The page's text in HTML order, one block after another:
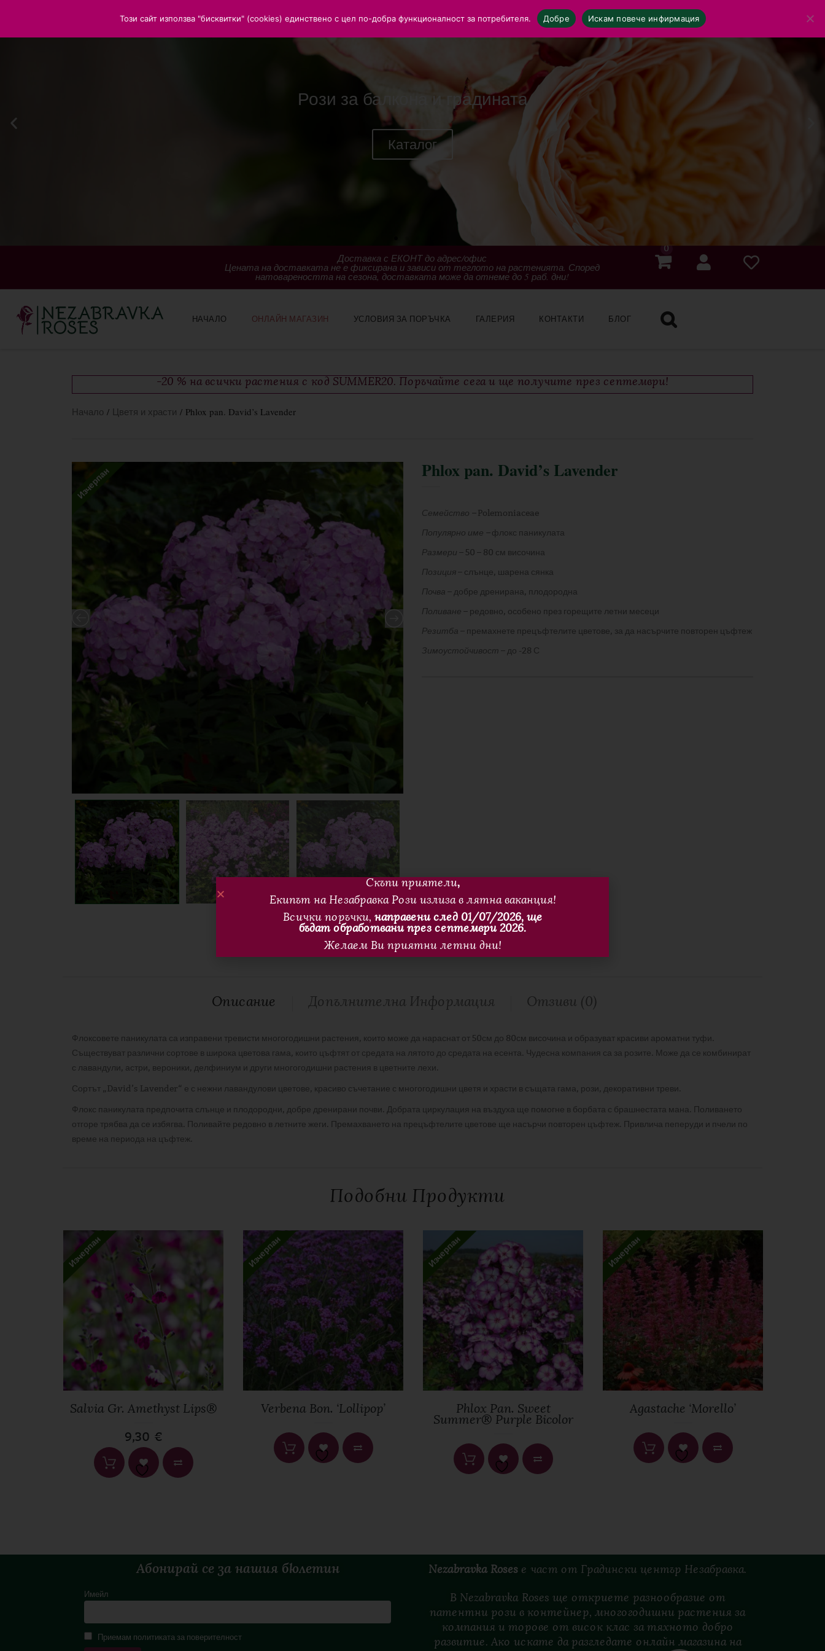
Рози за балкона и градината
Каталог
Доставка с ЕКОНТ до адрес/офис
Цената на доставката не е фиксирана и зависи от теглото на растенията. Според
натовареността на сезона, доставката може да отнеме до 5 раб. дни!
0
НАЧАЛО ОНЛАЙН МАГАЗИН УСЛОВИЯ ЗА ПОРЪЧКА ГАЛЕРИЯ КОНТАКТИ БЛОГ
-20 % на всички растения с код SUMMER20. Поръчайте сега и ще получите през септември!
Начало / Цветя и храсти / Phlox pan. David’s Lavender
Изчерпан Phlox pan. David’s Lavender
Семейство –Polemoniaceae
Популярно име –флокс паникулата
Размери – 50 – 80 см височина
Позиция– слънце, шарена сянка
Почва – добре дренирана, плодородна
Поливане – редовно, особено през горещите летни месеци
Резитба – премахнете прецъфтелите цветове, за да насърчите повторен цъфтеж
Зимоустойчивост – до -28 С
Описание Допълнителна Информация Отзиви (0)
Флоксовете паникулата са изправени тревисти многогодишни растения, които може да нараснат от 50см до 80см височина и образуват красиви ароматни туфи.
Съществуват различни сортове в широка цветова гама, които цъфтят от средата на лятото до средата на есента. Чудесна компания са за розите. Може да се комбинират
с лавандули, астри, вероники, делфиниум и други многогодишни растения в цветните лехи.
Сортът „David’s Lavender“ е с нежни лавандулови цветове, красиво съчетание с многогодишни цветя и храсти в същата гама, рози, декоративни треви.
Флокс паникулата предпочита слънце и плодородни, добре дренирани почви. Добрата циркулация на въздуха ще помогне в борбата с брашнестата мана. Поливането
отгоре трябва да се избягва. Поливайте редовно в летните жеги. Премахването на прецъфтелите цветове ще насърчи повторен цъфтеж. Привлича пеперуди и пчели по
време на периода на цъфтеж.
Многогодишни цветя
Наличност Изчерпан продукт
Вашият имейл адрес няма да бъде публикуван.Задължителните полета са отбелязани с*
Вашата оценка
Вашият отзив
Име
Подобни Продукти
Salvia Gr. Amethyst Lips®
9,30 €
Изчерпан
Verbena Bon. ‘Lollipop’
Изчерпан
Phlox Pan. Sweet
Summer® Purple Bicolor
Изчерпан
Agastache ‘Morello’
Изчерпан
Абонирай се за нашия бюлетин
Имейл
Приемам политиката за поверителност
Nezabravka Roses е част от Градински център Незабравка.
В Nezabravka Roses ще откриете разнообразие от
патентни рози в контейнер, многогодишни растения за
компания и торове от висок клас за тяхното добро
развитие. Ако искате да разгледате онлайн магазина на
Този сайт използва "бисквитки" (cookies) единствено с цел по-добра функционалност за потребителя. Добре Искам повече инфирмация
Скъпи приятели,
Екипът на Незабравка Рози излиза в лятна ваканция!
Всички поръчки, направени след 01/07/2026, ще
бъдат обработвани през септември 2026.
Желаем Ви приятни летни дни!